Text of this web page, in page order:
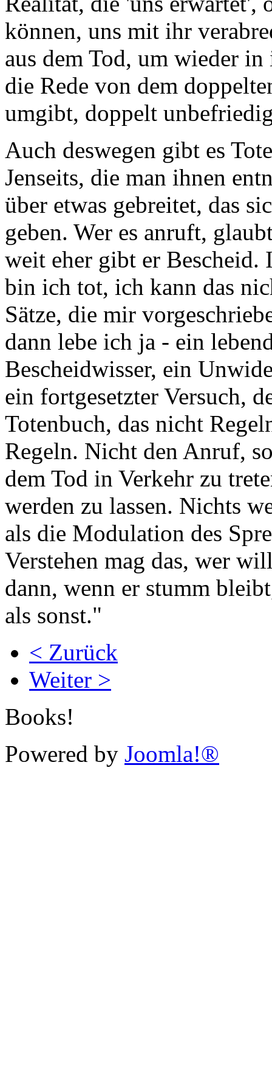
können, uns mit ihr
aus dem Tod, um wieder
die Rede von dem
umgibt, doppelt
Auch deswegen gibt es
Jenseits, die man ihnen
über etwas gebreitet, das
geben. Wer es anruft,
weit eher gibt er
bin ich tot, ich kann das
Sätze, die mir
dann lebe ich ja - ein
Bescheidwisser, ein
ein fortgesetzter Versuch,
Totenbuch, das nicht
Regeln. Nicht den Anruf,
dem Tod in Verkehr zu
werden zu lassen. Nichts
als die Modulation des
Verstehen mag das, wer
dann, wenn er stumm
als sonst."
< Zurück
Weiter >
Books!
Powered by Joomla!®